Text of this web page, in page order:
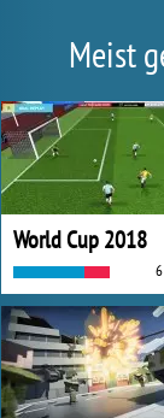
Meist
World Cup 2018